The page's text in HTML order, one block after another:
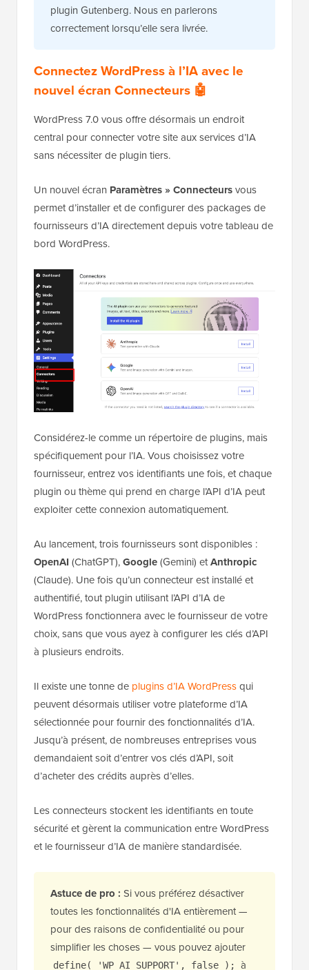
plugin Gutenberg. Nous en parlerons
correctement lorsqu’elle sera livrée.
Connectez WordPress à l’IA avec le
nouvel écran Connecteurs 🤖
WordPress 7.0 vous offre désormais un endroit
central pour connecter votre site aux services d’IA
sans nécessiter de plugin tiers.
Un nouvel écran Paramètres » Connecteursvous
permet d’installer et de configurer des packages de
fournisseurs d’IA directement depuis votre tableau de
bord WordPress.
Considérez-le comme un répertoire de plugins, mais
spécifiquement pour l’IA. Vous choisissez votre
fournisseur, entrez vos identifiants une fois, et chaque
plugin ou thème qui prend en charge l’API d’IA peut
exploiter cette connexion automatiquement.
Au lancement, trois fournisseurs sont disponibles :
OpenAI (ChatGPT),Google(Gemini) etAnthropic
(Claude). Une fois qu’un connecteur est installé et
authentifié, tout plugin utilisant l’API d’IA de
WordPress fonctionnera avec le fournisseur de votre
choix, sans que vous ayez à configurer les clés d’API
à plusieurs endroits.
Il existe une tonne de plugins d’IA WordPressqui
peuvent désormais utiliser votre plateforme d’IA
sélectionnée pour fournir des fonctionnalités d’IA.
Jusqu’à présent, de nombreuses entreprises vous
demandaient soit d’entrer vos clés d’API, soit
d’acheter des crédits auprès d’elles.
Les connecteurs stockent les identifiants en toute
sécurité et gèrent la communication entre WordPress
et le fournisseur d’IA de manière standardisée.
Astuce de pro : Si vous préférez désactiver
toutes les fonctionnalités d'IA entièrement —
pour des raisons de confidentialité ou pour
simplifier les choses — vous pouvez ajouter
define( 'WP_AI_SUPPORT', false ); à